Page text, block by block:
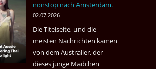
weist
die
höchste
Kriminalität
aus?
nonstop nach Amsterdam.
02.07.2026
Die Titelseite, und die
meisten Nachrichten kamen
von dem Australier, der
dieses junge Mädchen